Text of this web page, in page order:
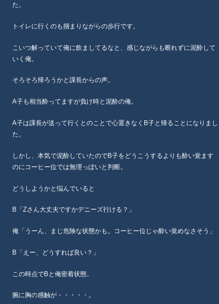
た。
トイレに行くのも掴まりながらの歩行です。
こいつ解っていて俺に飲ましてるなと、感じながらも断れずに泥酔して
いく俺。
そろそろ帰ろうかと課長からの声。
A子も相当酔ってますが負け時と泥酔の俺。
A子は課長が送って行くとのことで心置きなくB子と帰ることになりまし
た。
しかし、本気で泥酔していたのでB子をどうこうするよりも酔い覚ます
のにコーヒー位では無理っぽいと判断。
どうしようかと悩んでいると
B「Zさん大丈夫ですかデニーズ行ける？」
俺「うーん、まじ危険な状態かも。コーヒー位じゃ酔い覚めなさそう」
B「えー、どうすれば良い？」
この時点でBと俺密着状態。
腕に胸の感触が・・・・・。